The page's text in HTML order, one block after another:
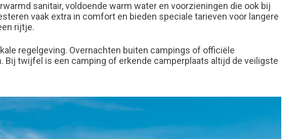
sanitair, voldoende warm water en voorzieningen die ook bij
vaak extra in comfort en bieden speciale tarieven voor langere
rijtje.
regelgeving. Overnachten buiten campings of officiële
twijfel is een camping of erkende camperplaats altijd de veiligste